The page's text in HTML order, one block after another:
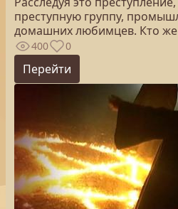
преступную группу,
домашних любимцев. Кто
400 0
Перейти